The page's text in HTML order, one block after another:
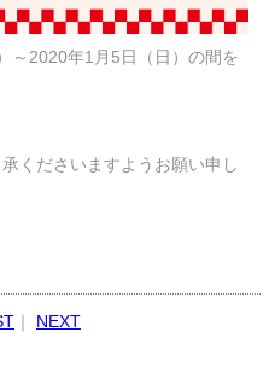
～2020年1月5日（日）の間を
くださいますようお願い申し
｜ NEXT